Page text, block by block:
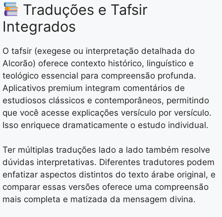
Traduções e Tafsir
Integrados
O tafsir (exegese ou interpretação detalhada do
Alcorão) oferece contexto histórico, linguístico e
teológico essencial para compreensão profunda.
Aplicativos premium integram comentários de
estudiosos clássicos e contemporâneos, permitindo
que você acesse explicações versículo por versículo.
Isso enriquece dramaticamente o estudo individual.
Ter múltiplas traduções lado a lado também resolve
dúvidas interpretativas. Diferentes tradutores podem
enfatizar aspectos distintos do texto árabe original, e
comparar essas versões oferece uma compreensão
mais completa e matizada da mensagem divina.